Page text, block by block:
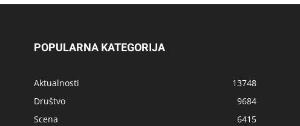
POPULARNA KATEGORIJA
Aktualnosti
13748
Društvo
9684
Scena
6415